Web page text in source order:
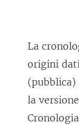
La
origini
la